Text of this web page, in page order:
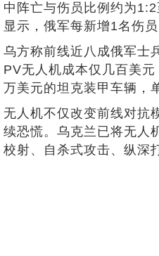
中阵亡与伤员比例约为
显示，俄军每新增1名伤
乌方称前线近八成俄军士
PV无人机成本仅几百美
万美元的坦克装甲车辆，
无人机不仅改变前线对抗
续恐慌。乌克兰已将无人
校射、自杀式攻击、纵深